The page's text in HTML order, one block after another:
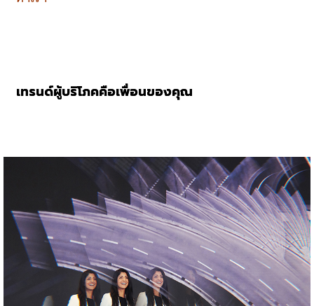
เทรนด์ผู้บริโภคคือเพื่อนของคุณ